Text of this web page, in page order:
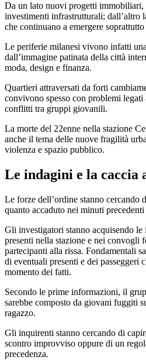
Da un lato nuovi progetti immobiliari,
investimenti infrastrutturali; dall’altro
che continuano a emergere
Le periferie milanesi vivono infatti
dall’immagine patinata della città
moda, design e finanza.
Quartieri attraversati da forti
convivono spesso con problemi legati
conflitti tra gruppi giovanili.
La morte del 22enne nella stazione
anche il tema delle nuove fragilità
violenza e spazio pubblico.
Le indagini e la caccia
Le forze dell’ordine stanno cercando
quanto accaduto nei minuti precedenti
Gli investigatori stanno acquisendo le
presenti nella stazione e nei convogli
partecipanti alla rissa. Fondamentali
di eventuali presenti e dei passeggeri
momento dei fatti.
Secondo le prime informazioni, il
sarebbe composto da giovani fuggiti
ragazzo.
Gli inquirenti stanno cercando di
scontro improvviso oppure di un
precedenza.